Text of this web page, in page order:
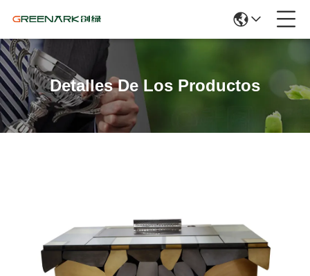
Detalles De Los Productos